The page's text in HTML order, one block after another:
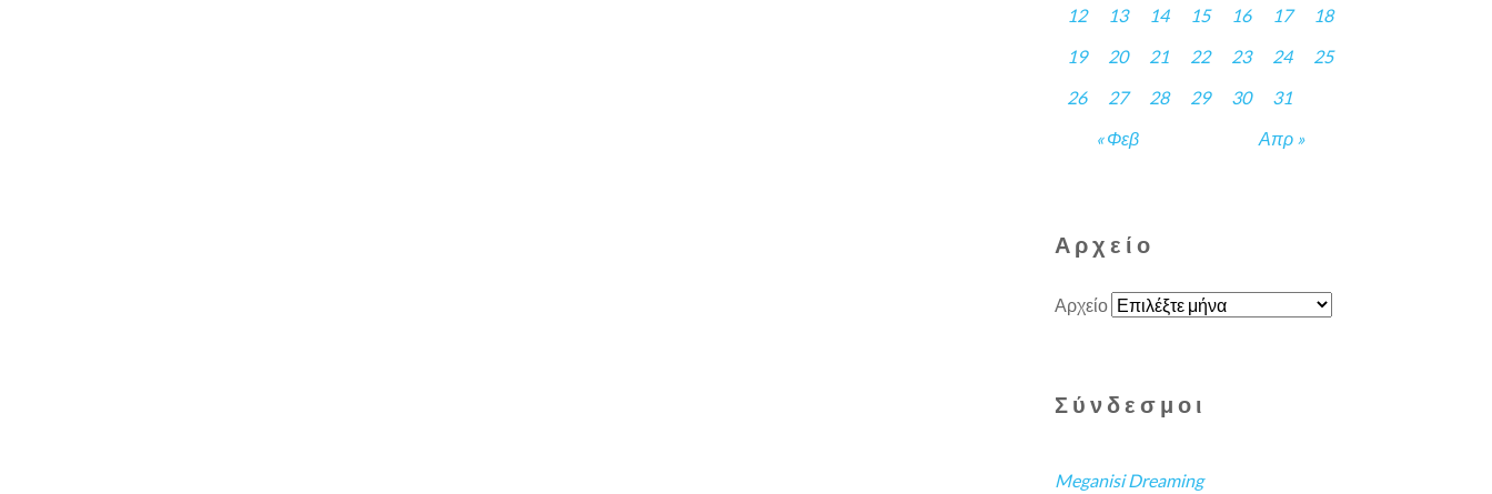
« Φεβ Απρ »
12
13 14 15 16 17
18
19
20 21 22 23 24
25
26
27 28 29 30 31
Αρχείο
Αρχείο
Σύνδεσμοι
Meganisi Dreaming